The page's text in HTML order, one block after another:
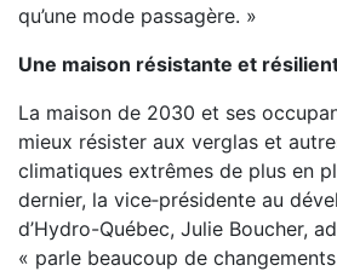
qu’une mode passagère. »
Une maison résistante et
La maison de 2030 et ses
mieux résister aux verglas et
climatiques extrêmes de plus en
dernier, la vice‐présidente au
d’Hydro-Québec, Julie Boucher,
« parle beaucoup de